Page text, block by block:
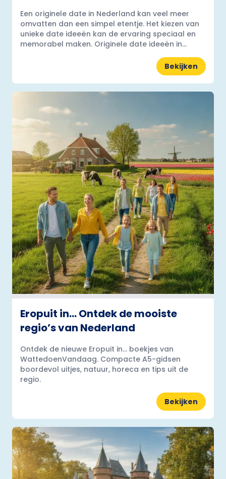
Een originele date in Nederland kan veel meer
omvatten dan een simpel etentje. Het kiezen van
unieke date ideeën kan de ervaring speciaal en
memorabel maken. Originele date ideeën in...
Bekijken
Eropuit in… Ontdek de mooiste
regio’s van Nederland
Ontdek de nieuwe Eropuit in... boekjes van
WattedoenVandaag. Compacte A5-gidsen
boordevol uitjes, natuur, horeca en tips uit de
regio.
Bekijken